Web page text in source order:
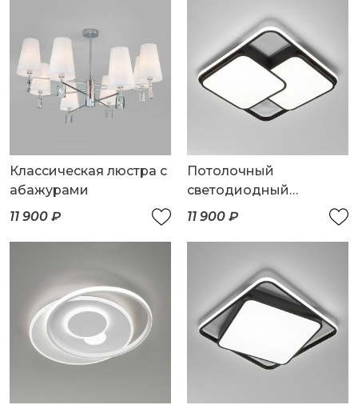
Классическая люстра с
абажурами
11 900 ₽
Потолочный
светодиодный
светильник с пультом
11 900 ₽